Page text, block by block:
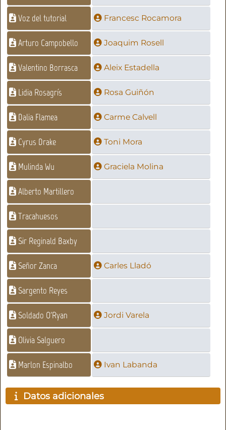
Voz del tutorial Francesc Rocamora
Arturo Campobello Joaquim Rosell
Valentino Borrasca Aleix Estadella
Lidia Rosagrís Rosa Guiñón
Dalia Flamea Carme Calvell
Cyrus Drake Toni Mora
Mulinda Wu Graciela Molina
Alberto Martillero
Tracahuesos
Sir Reginald Baxby
Señor Zanca Carles Lladó
Sargento Reyes
Soldado O'Ryan Jordi Varela
Olivia Salguero
Marlon Espinalbo Ivan Labanda
Datos adicionales